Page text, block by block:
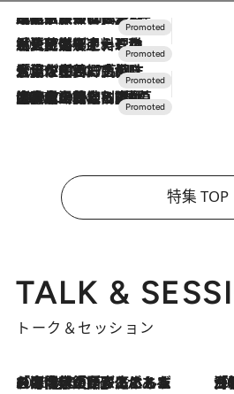
2026.7.31
【ホテル帰省】という選択肢をOMOが提案。家族とほどよい距離を保つには「昼は実家、夜は気兼ねなくホテルで！」
2026.7.24
【夏限定ディナーコース】旬を迎える稚鮎や花ズッキーニなどをイタリア・トスカーナの郷土料理の手法で満喫！
2026.7.17
「土佐和ハーブかき氷」がOMO7高知に登場！生姜、山椒、大葉など目にも舌にも涼を呼ぶ郷土の味
2026.7.10
NEW OPEN！【界 草津】名湯の地に誕生。趣の異なる2種の温泉と上州ならではの会席・蕎麦割烹など美食を味わう究極の癒やし旅
特集 TOP
TALK &
トーク＆セッション
2026.8.3
「今後値上げがあるとすれば…」「リスクがあるのは今年の冬」エネルギー専門家が語る、ホルムズ海峡封鎖が家庭にもたらす“ある心配” 「住宅建てられない…」「